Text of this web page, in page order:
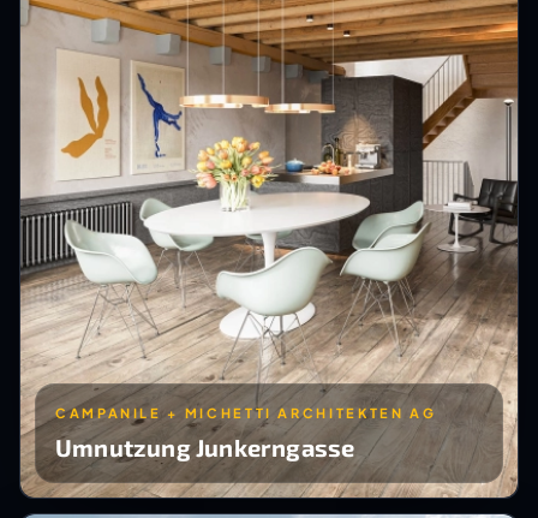
CAMPANILE + MICHETTI ARCHITEKTEN AG
Umnutzung Junkerngasse